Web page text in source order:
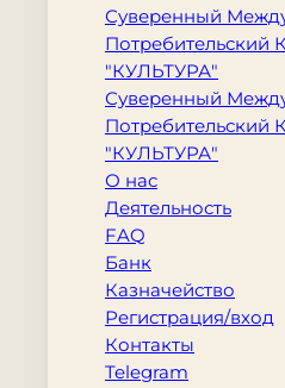
Суверенный
Потребительский
"КУЛЬТУРА"
Суверенный
Потребительский
"КУЛЬТУРА"
О нас
Деятельность
FAQ
Банк
Казначейство
Регистрация/вход
Контакты
Telegram